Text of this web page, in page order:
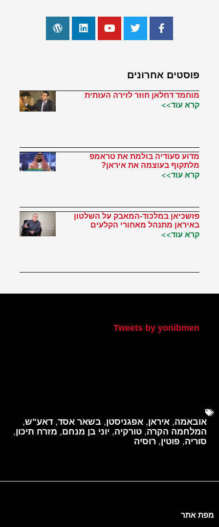
פוסטים אחרונים
מוחמד דחלאן חוזר לזירה העזתית
קרא עוד>>
מדוע סעודיה בולמת את טראמפ
מלתקוף בעוצמה את איראן?
קרא עוד>>
פזשכיאן במלכוד-המאבק על השלטון
באיראן מתנהל מאחורי הקלעים
קרא עוד>>
Tweets by yonibmen
אובאמה, איראן, אפגניסטן, בשאר אסד, דאע"ש,
המלחמה הקרה, טורקיה, יוני בן מנחם, מזרח תיכון,
סוריה, פוטין, רוסיה
מפת אתר